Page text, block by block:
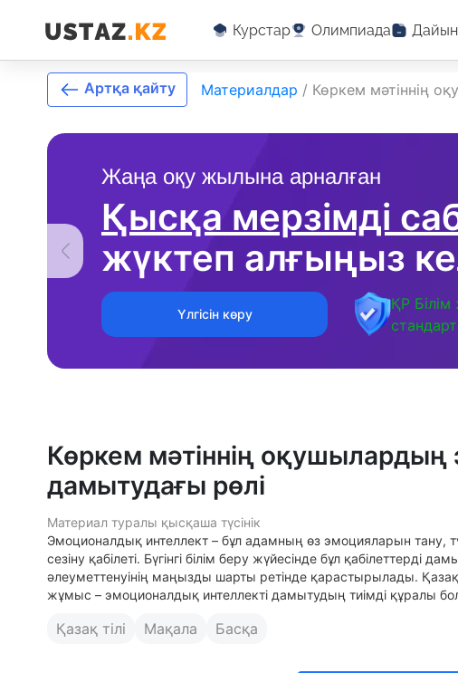
Курстар Олимпиада
Жаңа оқу жылына арналған
Қысқа мерзімді
жүктеп алғыңыз
Үлгісін көру
ҚР Білім
Артқа қайту Материалдар / Көркем мәтіннің
Көркем мәтіннің оқушылардың
дамытудағы рөлі
Материал туралы қысқаша түсінік
Эмоционалдық интеллект – бұл адамның өз эмоцияларын
сезіну қабілеті. Бүгінгі білім беру жүйесінде бұл қабілеттерді
әлеуметтенуінің маңызды шарты ретінде қарастырылады.
жұмыс – эмоционалдық интеллекті дамытудың тиімді құралы
Қазақ тілі Мақала Басқа